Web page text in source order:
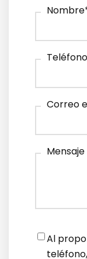
Nombre
Teléfono
Correo
Mensaje
Al